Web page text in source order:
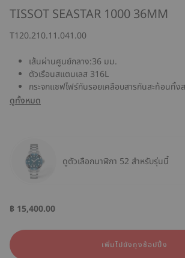
TISSOT SEASTAR 1000 36MM
T120.210.11.041.00
เส้นผ่านศูนย์กลาง:36 มม.
ตัวเรือนสแตนเลส 316L
กระจกแซฟไฟร์กันรอยเคลือบสารกันสะท้อนทั้ง
ดูทั้งหมด
ดูตัวเลือกนาฬิกา 52 สำหรับรุ่นนี้
฿ 15,400.00
เพิ่มไปยังถุงช้อปปิ้ง